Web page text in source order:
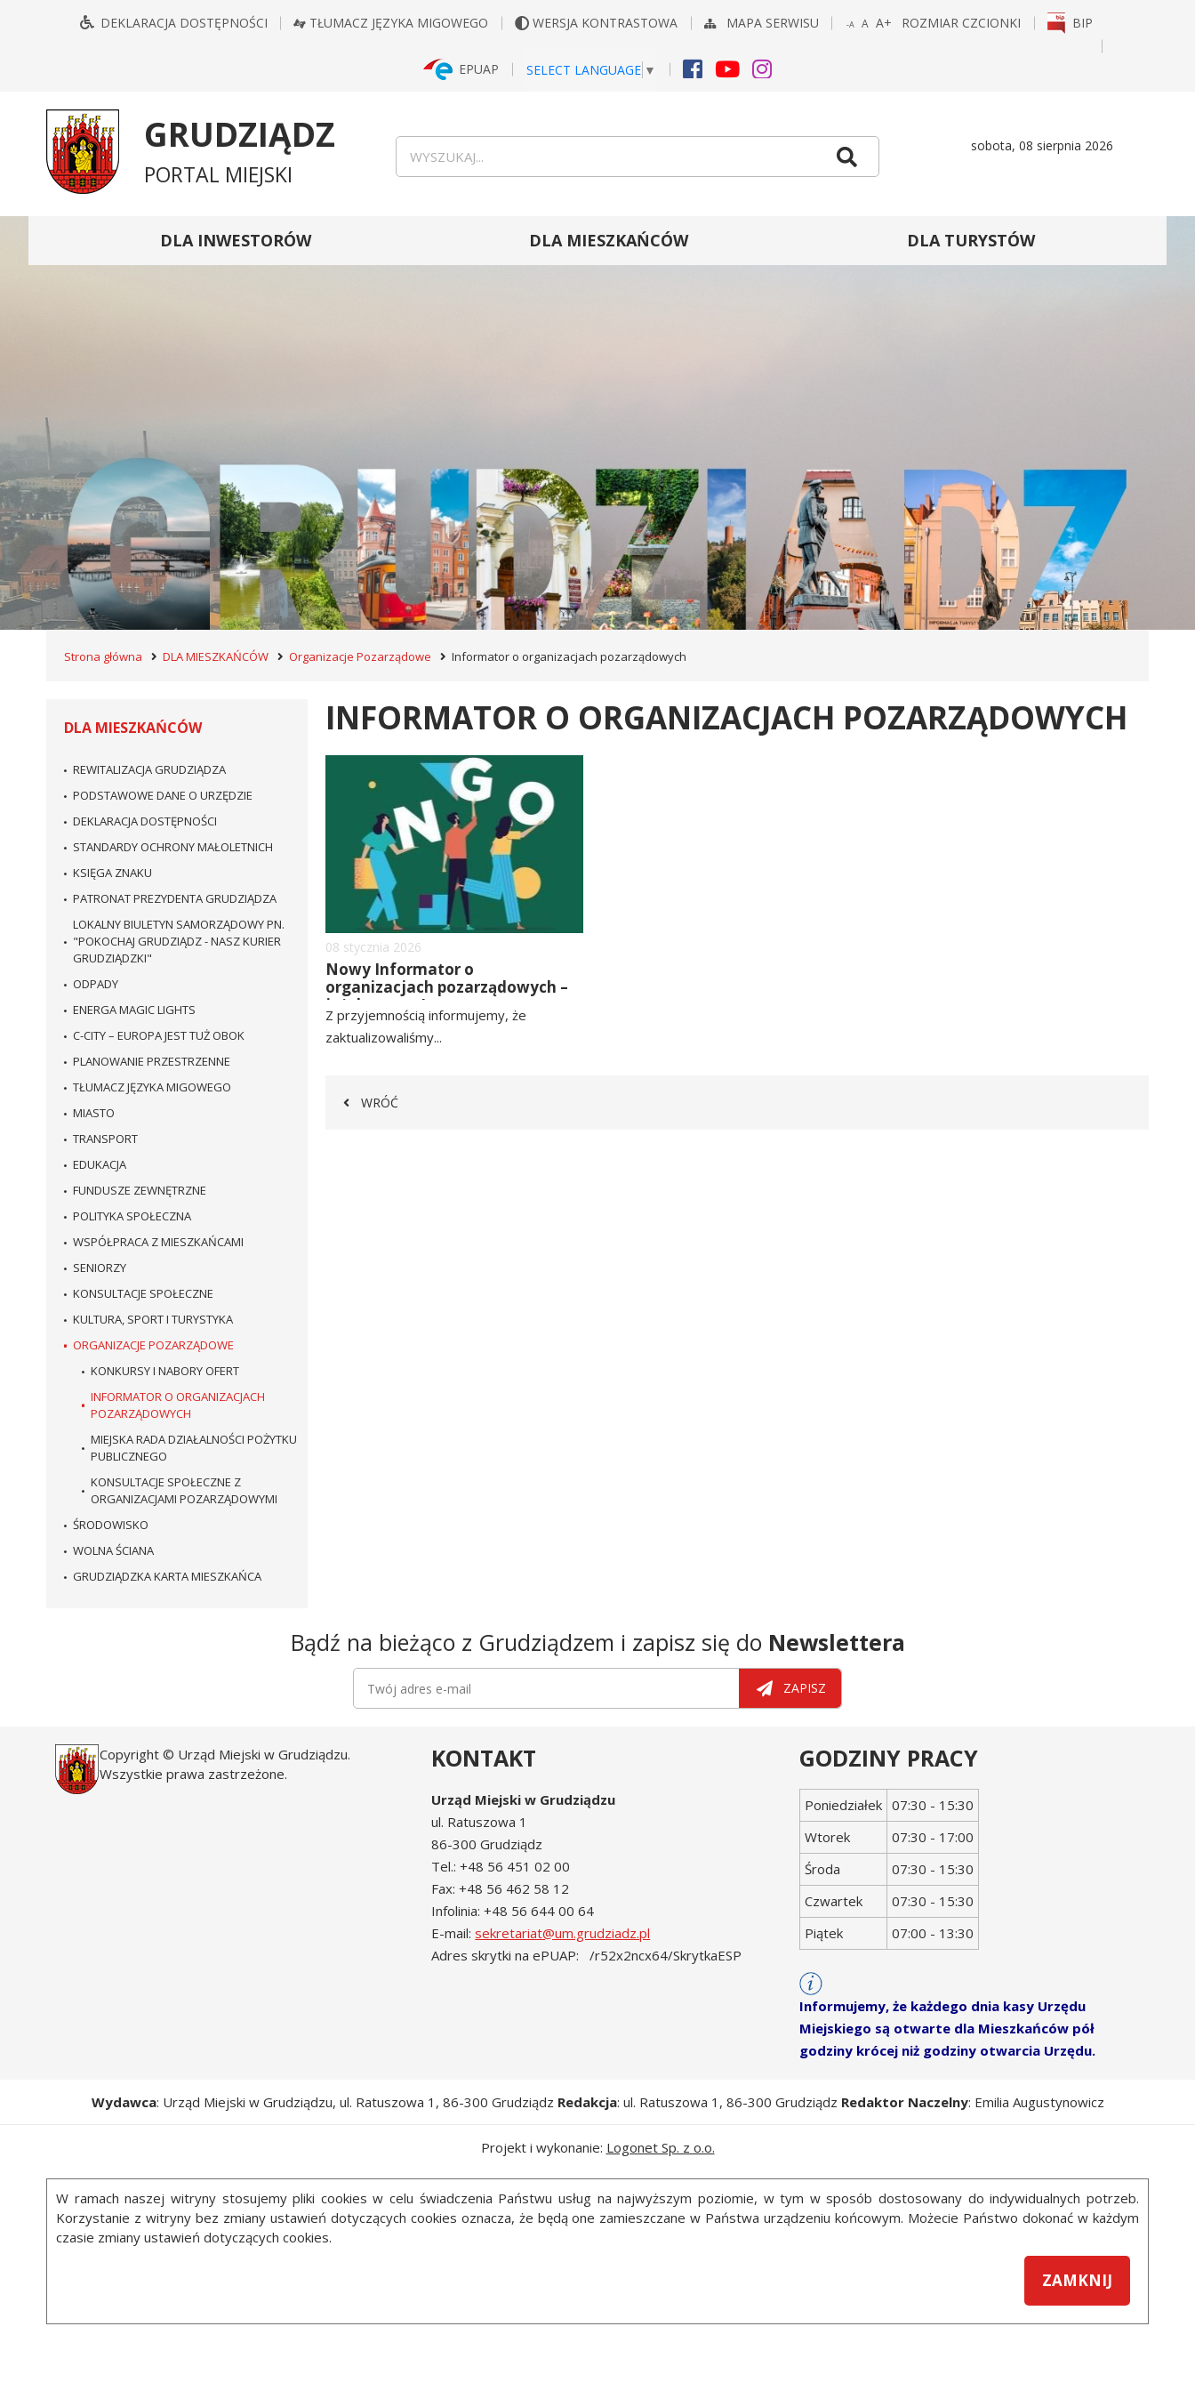
DEKLARACJA DOSTĘPNOŚCI TŁUMACZ JĘZYKA MIGOWEGO WERSJA KONTRASTOWA MAPA SERWISU
-A
A A+
ROZMIAR CZCIONKI BIP
EPUAP SELECT LANGUAGE ▼
FACEBOOK
YOUTUBEINSTAGRAM
GRUDZIĄDZ
PORTAL MIEJSKI
sobota, 08 sierpnia 2026
DLA INWESTORÓW DLA MIESZKAŃCÓW DLA TURYSTÓW
Strona główna DLA MIESZKAŃCÓW Organizacje Pozarządowe Informator o organizacjach pozarządowych
DLA MIESZKAŃCÓW
REWITALIZACJA GRUDZIĄDZA
PODSTAWOWE DANE O URZĘDZIE
DEKLARACJA DOSTĘPNOŚCI
STANDARDY OCHRONY MAŁOLETNICH
KSIĘGA ZNAKU
PATRONAT PREZYDENTA GRUDZIĄDZA
LOKALNY BIULETYN SAMORZĄDOWY PN.
"POKOCHAJ GRUDZIĄDZ - NASZ KURIER
GRUDZIĄDZKI"
ODPADY
ENERGA MAGIC LIGHTS
C-CITY – EUROPA JEST TUŻ OBOK
PLANOWANIE PRZESTRZENNE
TŁUMACZ JĘZYKA MIGOWEGO
MIASTO
TRANSPORT
EDUKACJA
FUNDUSZE ZEWNĘTRZNE
POLITYKA SPOŁECZNA
WSPÓŁPRACA Z MIESZKAŃCAMI
SENIORZY
KONSULTACJE SPOŁECZNE
KULTURA, SPORT I TURYSTYKA
ORGANIZACJE POZARZĄDOWE
KONKURSY I NABORY OFERT
INFORMATOR O ORGANIZACJACH
POZARZĄDOWYCH
MIEJSKA RADA DZIAŁALNOŚCI POŻYTKU
PUBLICZNEGO
KONSULTACJE SPOŁECZNE Z
ORGANIZACJAMI POZARZĄDOWYMI
ŚRODOWISKO
WOLNA ŚCIANA
GRUDZIĄDZKA KARTA MIESZKAŃCA
INFORMATOR O ORGANIZACJACH POZARZĄDOWYCH
Dodano
08 stycznia 2026
Nowy Informator o
organizacjach pozarządowych –
już dostępny!
Z przyjemnością informujemy, że
zaktualizowaliśmy...
WRÓĆ
Bądź na bieżąco z Grudziądzem i zapisz się do Newslettera
ZAPISZ
Copyright © Urząd Miejski w Grudziądzu.
Wszystkie prawa zastrzeżone.
KONTAKT
Urząd Miejski w Grudziądzu
ul. Ratuszowa 1
86-300 Grudziądz
Tel.: +48 56 451 02 00
Fax: +48 56 462 58 12
Infolinia: +48 56 644 00 64
E-mail:sekretariat@um.grudziadz.pl
Adres skrytki na ePUAP: /r52x2ncx64/SkrytkaESP
GODZINY PRACY
Dzień
tygodnia
Godziny
otwarcia
Poniedziałek 07:30 - 15:30
Wtorek
07:30 - 17:00
Środa
07:30 - 15:30
Czwartek
07:30 - 15:30
Piątek
07:00 - 13:30
Informujemy, że każdego dnia kasy Urzędu
Miejskiego są otwarte dla Mieszkańców pół
godziny krócej niż godziny otwarcia Urzędu.
Wydawca: Urząd Miejski w Grudziądzu, ul. Ratuszowa 1, 86-300 Grudziądz Redakcja: ul. Ratuszowa 1, 86-300 Grudziądz Redaktor Naczelny: Emilia Augustynowicz
Projekt i wykonanie: Logonet Sp. z o.o.
W ramach naszej witryny stosujemy pliki cookies w celu świadczenia Państwu usług na najwyższym poziomie, w tym w sposób dostosowany do indywidualnych potrzeb.
Korzystanie z witryny bez zmiany ustawień dotyczących cookies oznacza, że będą one zamieszczane w Państwa urządzeniu końcowym. Możecie Państwo dokonać w każdym
czasie zmiany ustawień dotyczących cookies.
ZAMKNIJ